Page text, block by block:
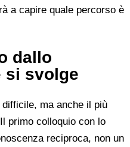
a capire quale percorso è
dallo
si svolge
ma anche il più
primo colloquio con lo
reciproca, non un